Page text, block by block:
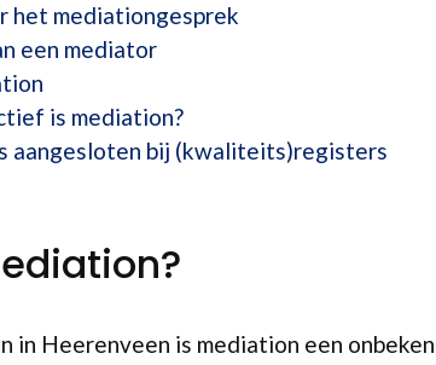
het mediationgesprek
een mediator
is mediation?
aangesloten bij (kwaliteits)registers
in Heerenveen is mediation een